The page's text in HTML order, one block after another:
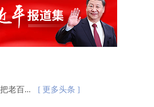
老百... [ 更多头条 ]